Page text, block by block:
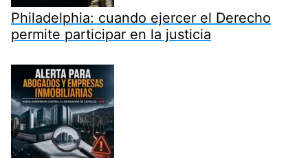
Philadelphia: cuando ejercer el Derecho
permite participar en la justicia